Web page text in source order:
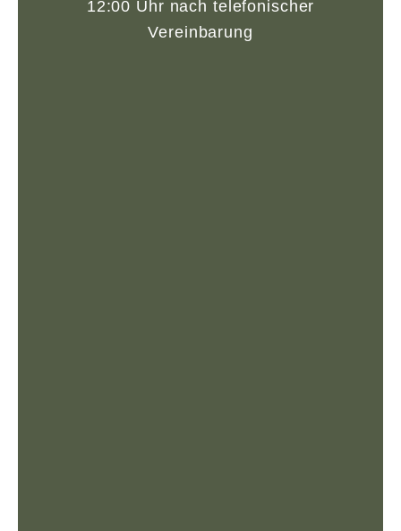
12:00 Uhr nach telefonischer
Vereinbarung